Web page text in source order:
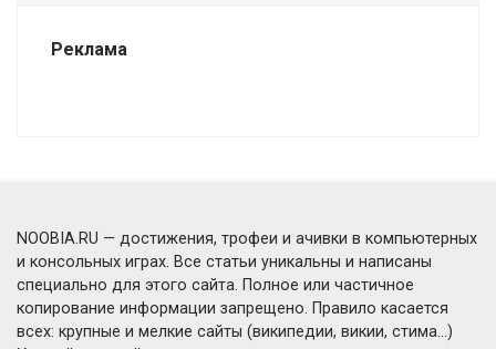
Реклама
NOOBIA.RU — достижения, трофеи и ачивки в компьютерных
и консольных играх. Все статьи уникальны и написаны
специально для этого сайта. Полное или частичное
копирование информации запрещено. Правило касается
всех: крупные и мелкие сайты (википедии, викии, стима...)